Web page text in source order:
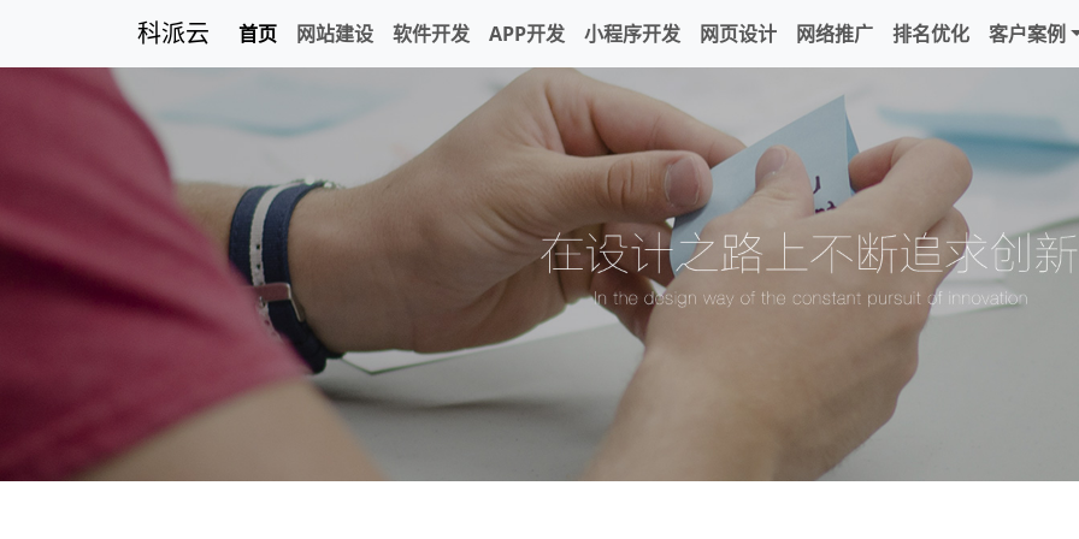
科派云 首页 网站建设 软件开发 APP开发 小程序开发 网页设计 网络推广 排名优化 客户案例